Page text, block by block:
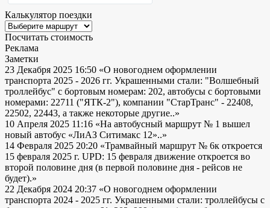
Калькулятор поездки
Посчитать стоимость
Реклама
Заметки
23 Декабря 2025 16:50 «О новогоднем оформлении
транспорта 2025 - 2026 гг. Украшенными стали: "Волшебный
троллейбус" с бортовым номерам: 202, автобусы с бортовыми
номерами: 22711 ("ЯТК-2"), компании "СтарТранс" - 22408,
22502, 22443, а также некоторые другие..»
10 Апреля 2025 11:16 «На автобусный маршрут № 1 вышел
новый автобус «ЛиАЗ Ситимакс 12»..»
14 Февраля 2025 20:20 «Трамвайный маршрут № 6к откроется
15 февраля 2025 г. UPD: 15 февраля движение откроется во
второй половине дня (в первой половине дня - рейсов не
будет).»
22 Декабря 2024 20:37 «О новогоднем оформлении
транспорта 2024 - 2025 гг. Украшенными стали: троллейбусы с